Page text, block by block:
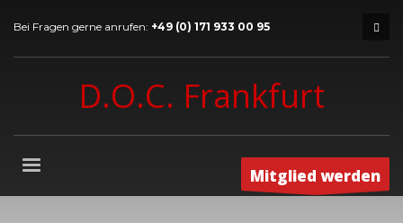
Bei Fragen gerne anrufen: +49 (0) 171 933 00 95
D.O.C. Frankfurt
Mitglied werden